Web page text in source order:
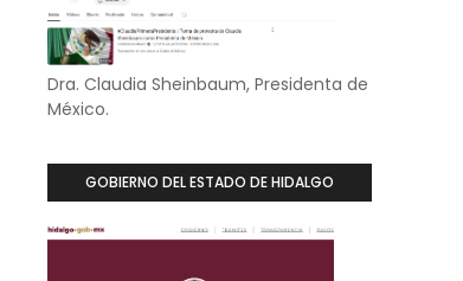
Dra. Claudia Sheinbaum, Presidenta de
México.
GOBIERNO DEL ESTADO DE HIDALGO